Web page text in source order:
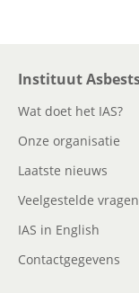
Instituut
Wat doet het IAS?
Onze organisatie
Laatste nieuws
Veelgestelde vragen
IAS in English
Contactgegevens